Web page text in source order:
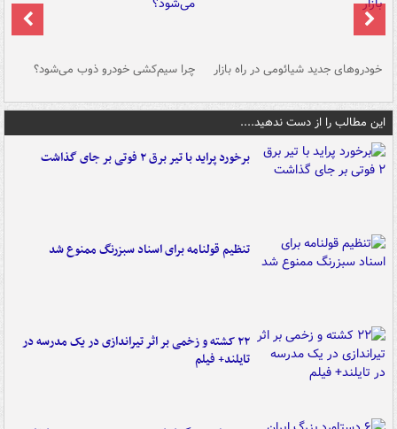
خودروهای جدید شیائومی در راه بازار چرا سیم‌کشی خودرو ذوب می‌شود؟
این مطالب را از دست ندهید....
برخورد پراید با تیر برق ۲ فوتی بر جای گذاشت
تنظیم قولنامه برای اسناد سبزرنگ ممنوع شد
۲۲ کشته و زخمی بر اثر تیراندازی در یک مدرسه در
تایلند+ فیلم